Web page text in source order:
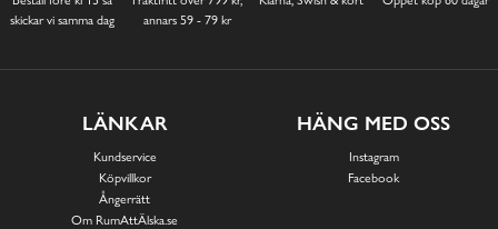
skickar vi samma dag
annars 59 - 79 kr
LÄNKAR
Kundservice
Köpvillkor
Ångerrätt
Om RumAttÄlska.se
HÄNG MED OSS
Instagram
Facebook